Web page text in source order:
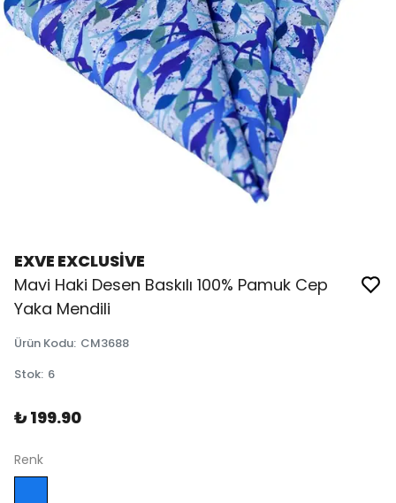
EXVE EXCLUSİVE
Mavi Haki Desen Baskılı 100% Pamuk Cep
Yaka Mendili
Ürün Kodu: CM3688
Stok: 6
₺ 199.90
Renk